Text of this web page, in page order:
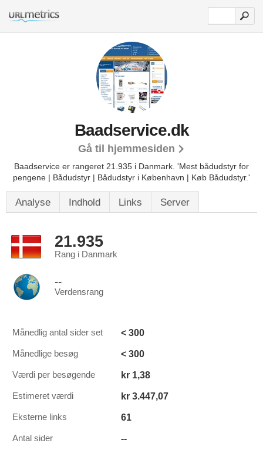
Baadservice.dk
Gå til hjemmesiden
Baadservice er rangeret 21.935 i Danmark. 'Mest bådudstyr for
pengene | Bådudstyr | Bådudstyr i København | Køb Bådudstyr.'
Analyse Indhold Links Server
21.935
Rang i Danmark
--
Verdensrang
Månedlig antal sider set < 300
Månedlige besøg < 300
Værdi per besøgende kr 1,38
Estimeret værdi kr 3.447,07
Eksterne links 61
Antal sider --